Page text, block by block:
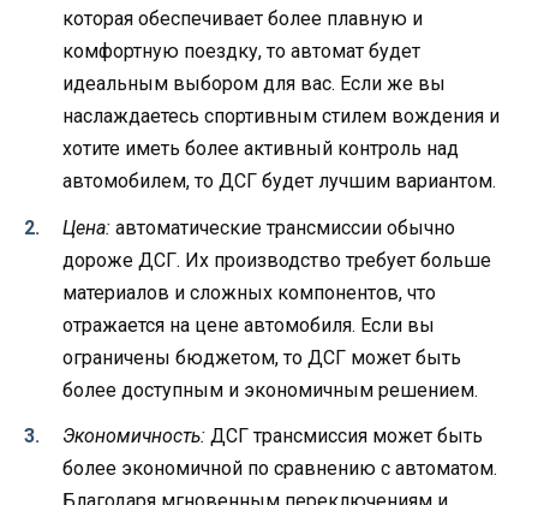
которая обеспечивает более плавную и
комфортную поездку, то автомат будет
идеальным выбором для вас. Если же вы
наслаждаетесь спортивным стилем вождения и
хотите иметь более активный контроль над
автомобилем, то ДСГ будет лучшим вариантом.
Цена: автоматические трансмиссии обычно
дороже ДСГ. Их производство требует больше
материалов и сложных компонентов, что
отражается на цене автомобиля. Если вы
ограничены бюджетом, то ДСГ может быть
более доступным и экономичным решением.
Экономичность: ДСГ трансмиссия может быть
более экономичной по сравнению с автоматом.